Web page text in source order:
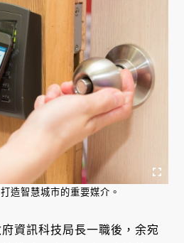
造智慧城市的重要媒介。
資訊科技局長一職後，余宛